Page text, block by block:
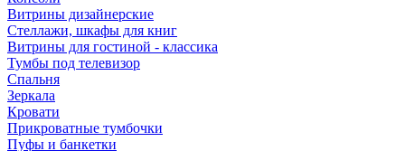
Витрины дизайнерские
Стеллажи, шкафы для книг
Витрины для гостиной - классика
Тумбы под телевизор
Спальня
Зеркала
Кровати
Прикроватные тумбочки
Пуфы и банкетки